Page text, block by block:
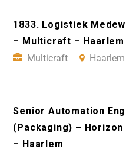
1833. Logistiek
– Multicraft – Haarlem
Multicraft
Haarlem
Senior Automation
(Packaging) –
– Haarlem